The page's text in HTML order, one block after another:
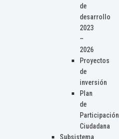
de
desarrollo
2023
–
2026
Proyectos
de
inversión
Plan
de
Participación
Ciudadana
Subsistema